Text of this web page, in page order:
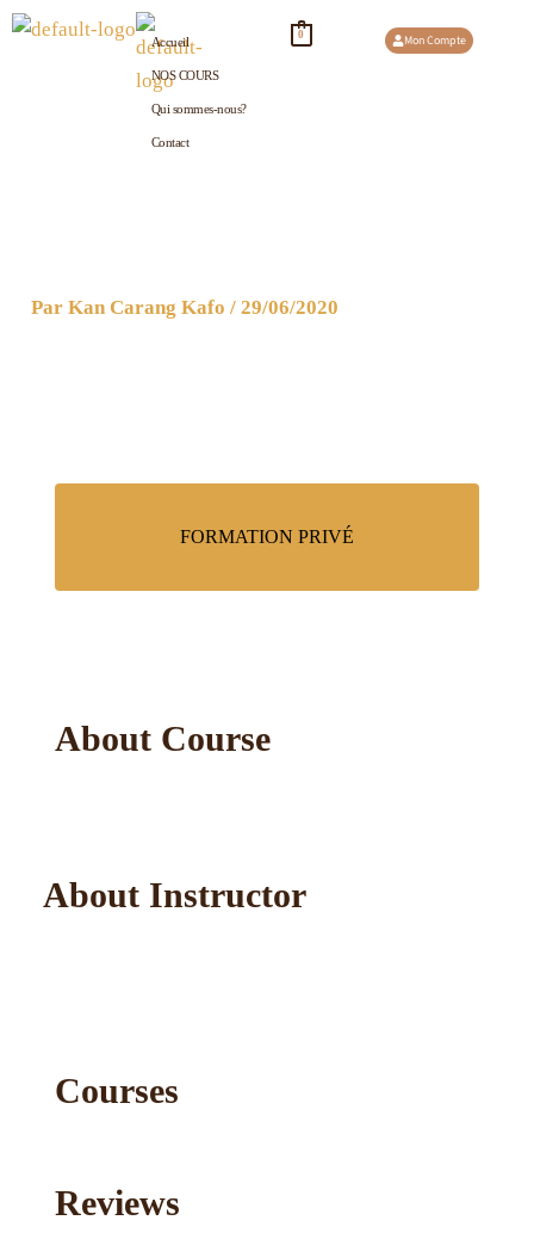
Aller
Accueil
NOS COURS
Qui sommes-nous?
Contact
0 Mon Compte
ParKan Carang Kafo/29/06/2020
FORMATION PRIVÉ
About Course
About Instructor
Courses
Reviews